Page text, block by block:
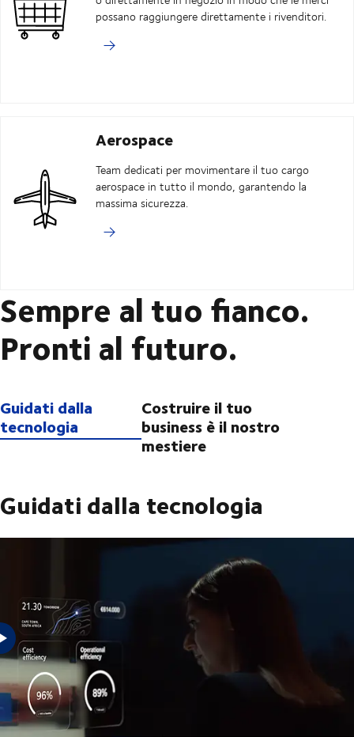
possano raggiungere direttamente i rivenditori.
Aerospace
Team dedicati per movimentare il tuo cargo
aerospace in tutto il mondo, garantendo la
massima sicurezza.
Sempre al tuo fianco.
Pronti al futuro.
Guidati dalla
tecnologia
Costruire il tuo
business è il nostro
mestiere
Guidati dalla tecnologia
Il successo di domani richiede un futuro senza ostacoli.
Il successo di domani richiede un futuro senza ostacoli.